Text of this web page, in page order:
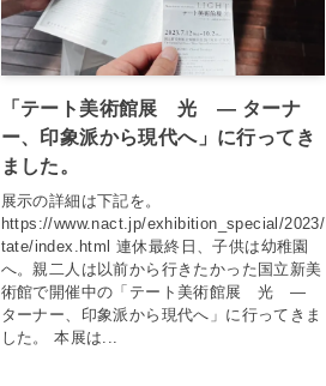
「テート美術館展 光 ― ターナ
ー、印象派から現代へ」に行ってき
ました。
展示の詳細は下記を。
https://www.nact.jp/exhibition_special/2023/
tate/index.html 連休最終日、子供は幼稚園
へ。親二人は以前から行きたかった国立新美
術館で開催中の「テート美術館展 光 ―
ターナー、印象派から現代へ」に行ってきま
した。 本展は...